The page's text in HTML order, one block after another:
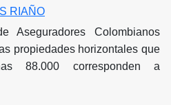
RIAÑO
Aseguradores Colombianos
propiedades horizontales que
88.000 corresponden a